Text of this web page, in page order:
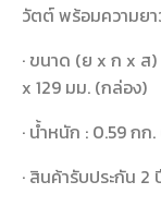
วัตต์ พร้อมความย
· ขนาด (ย x ก x ส
x 129 มม. (กล่อง)
· น้ำหนัก : 0.59 กก
· สินค้ารับประกัน 2